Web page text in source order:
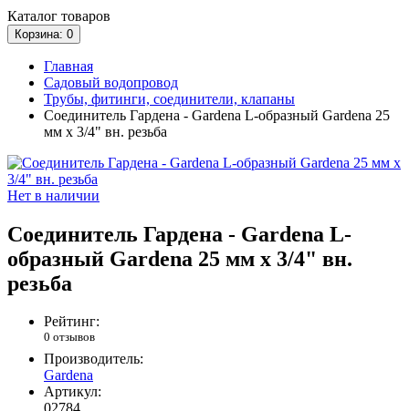
Каталог товаров
Корзина: 0
Главная
Садовый водопровод
Трубы, фитинги, соединители, клапаны
Соединитель Гардена - Gardena L-образный Gardena 25
мм х 3/4" вн. резьба
Нет в наличии
Соединитель Гардена - Gardena L-
образный Gardena 25 мм х 3/4" вн.
резьба
Рейтинг:
0 отзывов
Производитель:
Gardena
Артикул:
02784